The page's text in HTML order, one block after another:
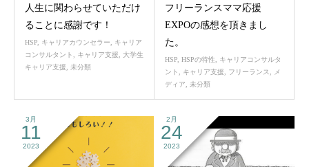
人生に関わらせていただけ
ることに感謝です！
HSP, キャリアカウンセラー, キャリア
コンサルタント, キャリア支援, 大学生
キャリア支援, 未分類
フリーランスママ応援
EXPOの感想を頂きまし
た。
HSP, HSPの特性, キャリアコンサルタ
ント, キャリア支援, フリーランス, メ
ディア, 未分類
3月
11
2023
2月
24
2023